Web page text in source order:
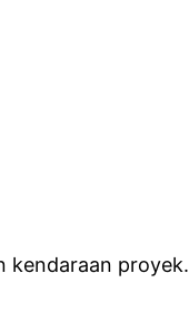
kendaraan proyek.